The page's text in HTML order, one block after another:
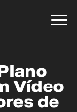
Vídeo
de